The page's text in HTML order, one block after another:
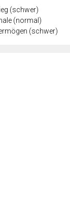
(schwer)
(normal)
(schwer)